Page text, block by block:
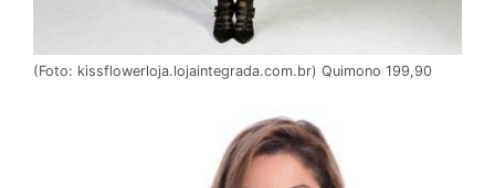
(Foto: kissflowerloja.lojaintegrada.com.br) Quimono 199,90